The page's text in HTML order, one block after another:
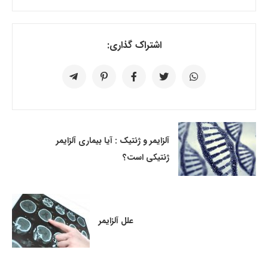
اشتراک گذاری:
آلزایمر و ژنتیک : آیا بیماری آلزایمر
ژنتیکی است؟
علل آلزایمر